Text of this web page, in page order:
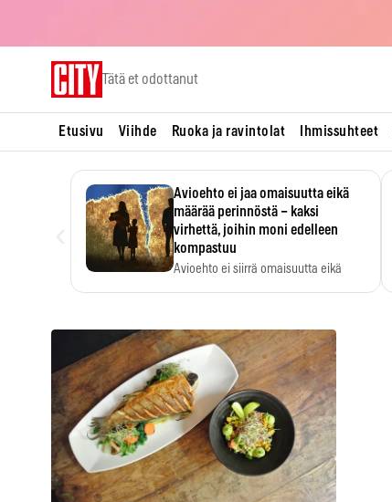
Tätä et odottanut
Etusivu Viihde Ruoka ja ravintolat Ihmissuhteet
Avioehto ei jaa omaisuutta eikä
määrää perinnöstä – kaksi
virhettä, joihin moni edelleen
kompastuu
Avioehto ei siirrä omaisuutta eikä